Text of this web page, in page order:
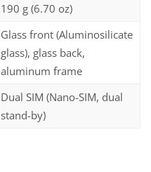
190 g (6.70 oz)
Glass front (Aluminosilicate
glass), glass back,
aluminum frame
Dual SIM (Nano-SIM, dual
stand-by)